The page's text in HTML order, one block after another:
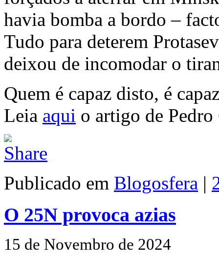
havia bomba a bordo –
Tudo para deterem
deixou de incomodar o
Quem é capaz disto, é
Leia aqui o artigo de
Publicado em Blogosfera |
O 25N provoca azias
15 de Novembro de 2024